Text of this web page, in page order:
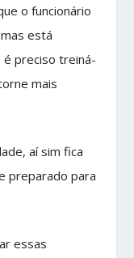
o funcionário
está
é preciso treiná-
mais
aí sim fica
preparado para
essas